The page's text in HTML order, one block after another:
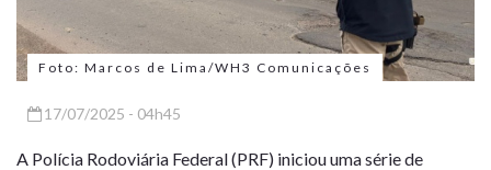
Foto: Marcos de Lima/WH3 Comunicações
17/07/2025 - 04h45
A Polícia Rodoviária Federal (PRF) iniciou uma série de